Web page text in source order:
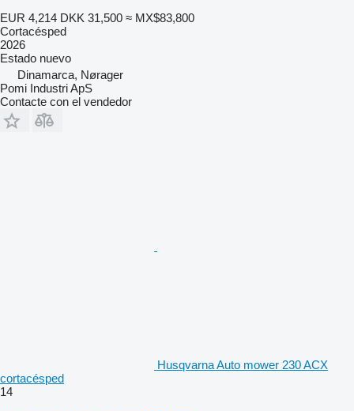
EUR 4,214 DKK 31,500 ≈ MX$83,800
Cortacésped
2026
Estado nuevo
Dinamarca, Nørager
Pomi Industri ApS
Contacte con el vendedor
Husqvarna Auto mower 230 ACX
cortacésped
14